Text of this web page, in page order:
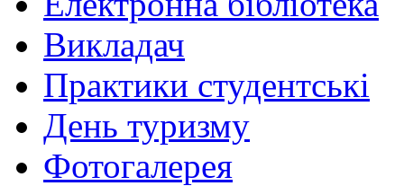
Викладач
Практики студентські
День туризму
Фотогалерея